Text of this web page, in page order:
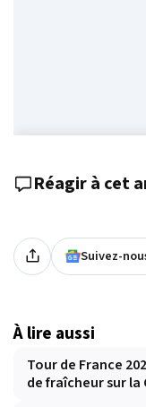
Réagir à cet
Suivez-
À lire aussi
Tour de France
de fraîcheur sur la